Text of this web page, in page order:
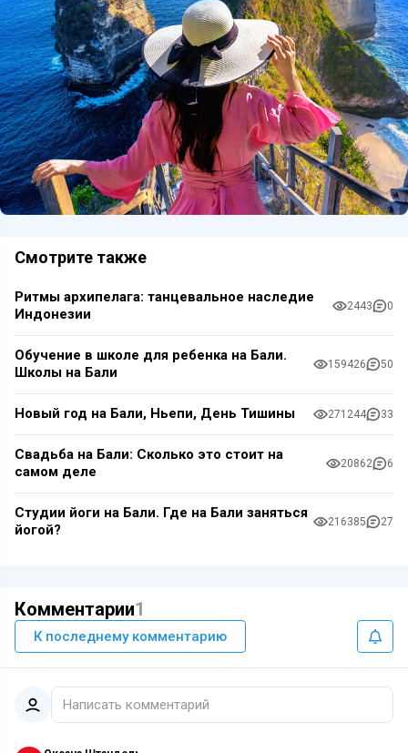
Смотрите также
Ритмы архипелага: танцевальное наследие
Индонезии
2443 0
Обучение в школе для ребенка на Бали.
Школы на Бали
159426 50
Новый год на Бали, Ньепи, День Тишины 271244 33
Свадьба на Бали: Сколько это стоит на
самом деле
20862 6
Студии йоги на Бали. Где на Бали заняться
йогой?
216385 27
Комментарии1
К последнему комментарию
Написать комментарий